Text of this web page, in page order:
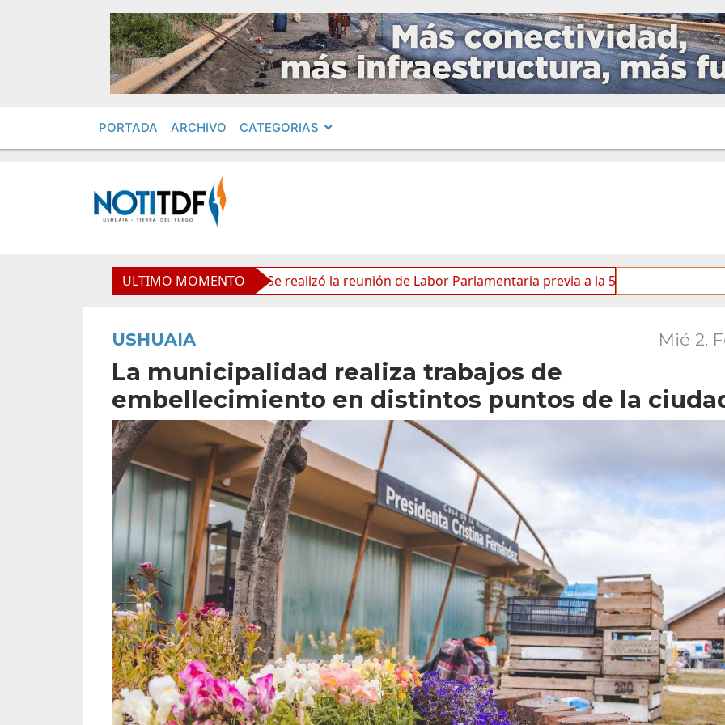
PORTADA ARCHIVO CATEGORIAS
ULTIMO MOMENTO
por «ficha limpia» Se realizó la reunión de Labor Parlamentaria previa a la 5.ª Sesión Ordinaria
USHUAIA Mié 2.
La municipalidad realiza trabajos de
embellecimiento en distintos puntos de la